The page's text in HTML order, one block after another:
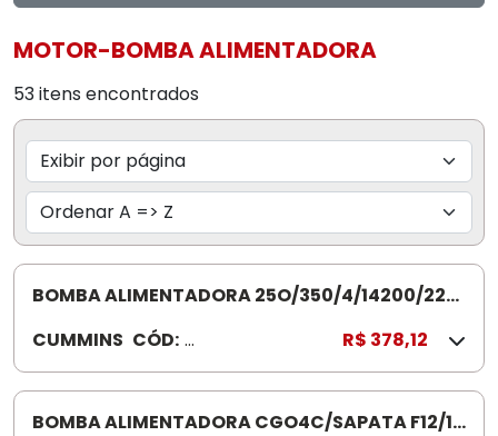
MOTOR-BOMBA ALIMENTADORA
53 itens encontrados
BOMBA ALIMENTADORA 25O/350/4/14200/220
CUMMINS CÓD: 4
9
8
8
R$ 378,12
BOMBA ALIMENTADORA CGO4C/SAPATA F12/14